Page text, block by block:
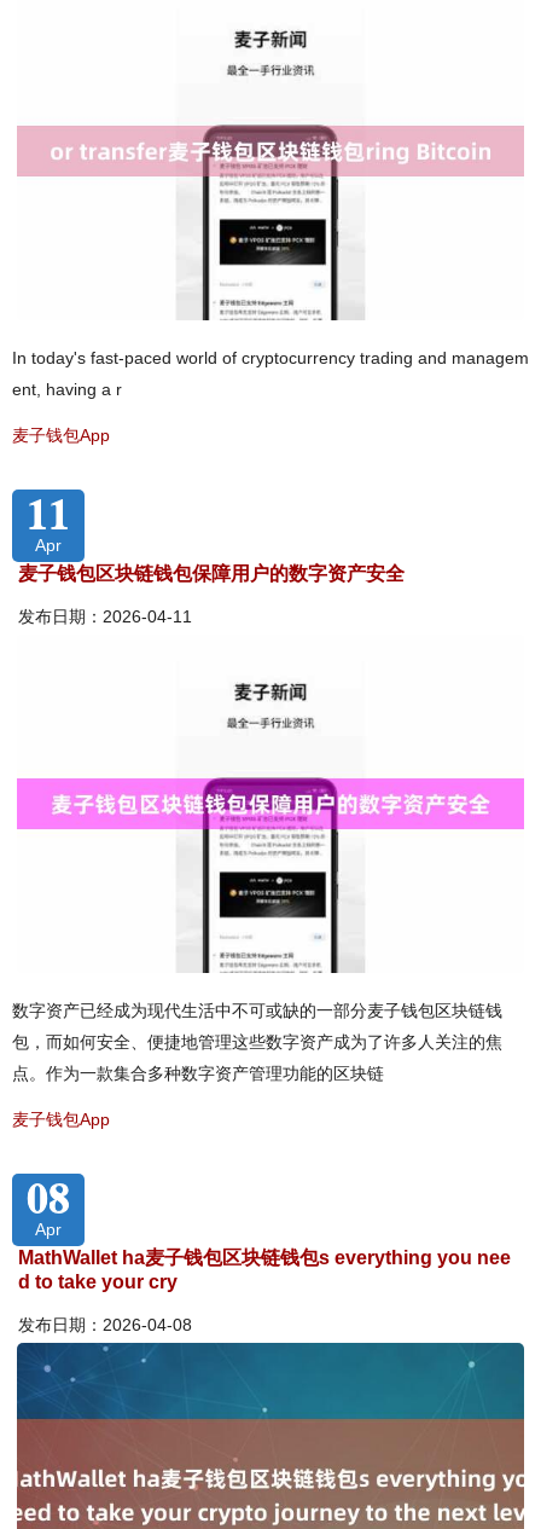
In today's fast-paced world of cryptocurrency trading and managem
ent, having a r
麦子钱包App
11
Apr
麦子钱包区块链钱包保障用户的数字资产安全
发布日期：2026-04-11
数字资产已经成为现代生活中不可或缺的一部分麦子钱包区块链钱
包，而如何安全、便捷地管理这些数字资产成为了许多人关注的焦
点。作为一款集合多种数字资产管理功能的区块链
麦子钱包App
08
Apr
MathWallet ha麦子钱包区块链钱包s everything you nee
d to take your cry
发布日期：2026-04-08